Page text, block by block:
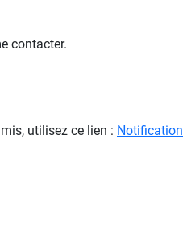
contacter.
utilisez ce lien : Notification